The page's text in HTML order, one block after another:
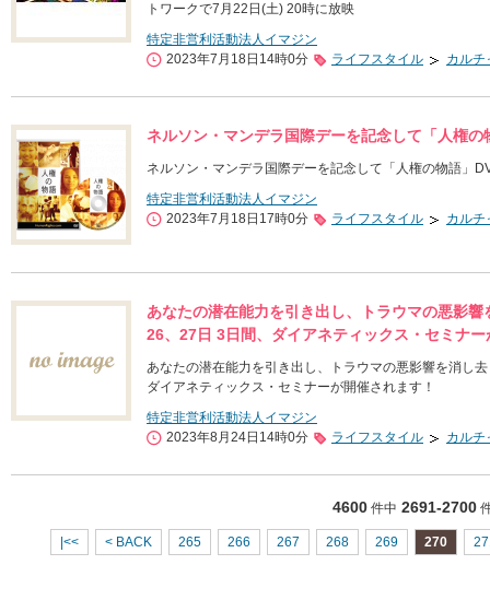
トワークで7月22日(土) 20時に放映
特定非営利活動法人イマジン
2023年7月18日14時0分
ライフスタイル カルチ
ネルソン・マンデラ国際デーを記念して「人権
ネルソン・マンデラ国際デーを記念して「人権の物語」
特定非営利活動法人イマジン
2023年7月18日17時0分
ライフスタイル カルチ
あなたの潜在能力を引き出し、トラウマの悪影
26、27日 3日間、ダイアネティックス・セミナ
あなたの潜在能力を引き出し、トラウマの悪影響を消し
ダイアネティックス・セミナーが開催されます！
特定非営利活動法人イマジン
2023年8月24日14時0分
ライフスタイル カルチ
4600件中 2691-2700
|<< < BACK 265 266 267 268 269 270